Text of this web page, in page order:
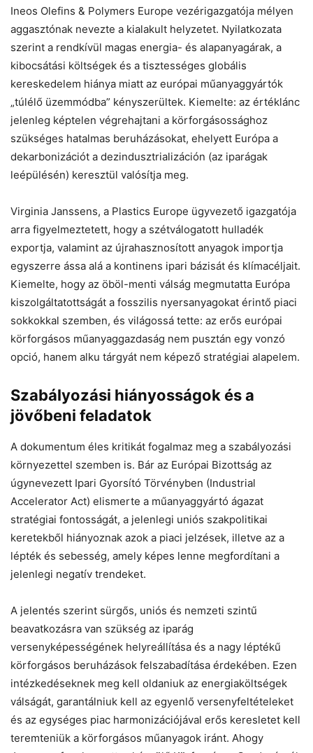
Ineos Olefins & Polymers Europe vezérigazgatója mélyen
aggasztónak nevezte a kialakult helyzetet. Nyilatkozata
szerint a rendkívül magas energia- és alapanyagárak, a
kibocsátási költségek és a tisztességes globális
kereskedelem hiánya miatt az európai műanyaggyártók
„túlélő üzemmódba” kényszerültek. Kiemelte: az értéklánc
jelenleg képtelen végrehajtani a körforgásossághoz
szükséges hatalmas beruházásokat, ehelyett Európa a
dekarbonizációt a dezindusztrializáción (az iparágak
leépülésén) keresztül valósítja meg.
Virginia Janssens, a Plastics Europe ügyvezető igazgatója
arra figyelmeztetett, hogy a szétválogatott hulladék
exportja, valamint az újrahasznosított anyagok importja
egyszerre ássa alá a kontinens ipari bázisát és klímacéljait.
Kiemelte, hogy az öböl-menti válság megmutatta Európa
kiszolgáltatottságát a fosszilis nyersanyagokat érintő piaci
sokkokkal szemben, és világossá tette: az erős európai
körforgásos műanyaggazdaság nem pusztán egy vonzó
opció, hanem alku tárgyát nem képező stratégiai alapelem.
Szabályozási hiányosságok és a
jövőbeni feladatok
A dokumentum éles kritikát fogalmaz meg a szabályozási
környezettel szemben is. Bár az Európai Bizottság az
úgynevezett Ipari Gyorsító Törvényben (Industrial
Accelerator Act) elismerte a műanyaggyártó ágazat
stratégiai fontosságát, a jelenlegi uniós szakpolitikai
keretekből hiányoznak azok a piaci jelzések, illetve az a
lépték és sebesség, amely képes lenne megfordítani a
jelenlegi negatív trendeket.
A jelentés szerint sürgős, uniós és nemzeti szintű
beavatkozásra van szükség az iparág
versenyképességének helyreállítása és a nagy léptékű
körforgásos beruházások felszabadítása érdekében. Ezen
intézkedéseknek meg kell oldaniuk az energiaköltségek
válságát, garantálniuk kell az egyenlő versenyfeltételeket
és az egységes piac harmonizációjával erős keresletet kell
teremteniük a körforgásos műanyagok iránt. Ahogy